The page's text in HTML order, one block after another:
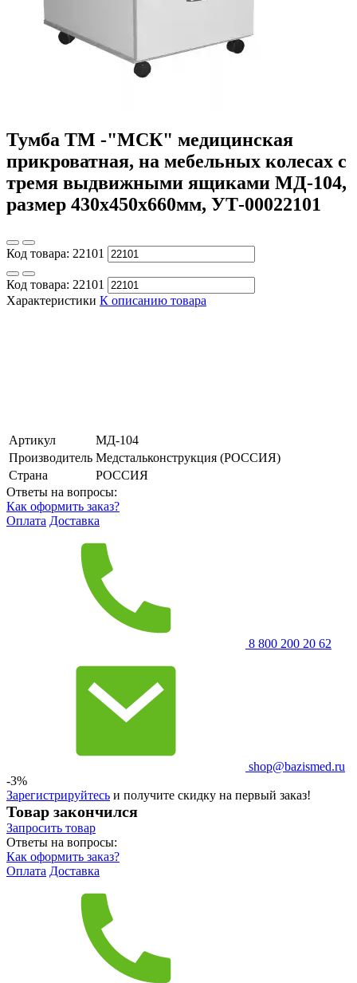
Тумба ТМ -"МСК" медицинская
прикроватная, на мебельных колесах с
тремя выдвижными ящиками МД-104,
размер 430х450х660мм, УТ-00022101
Код товара: 22101
Код товара: 22101
Характеристики К описанию товара
Артикул
МД-104
Производитель Медстальконструкция (РОССИЯ)
Страна
РОССИЯ
Ответы на вопросы:
Как оформить заказ?
Оплата Доставка
8 800 200 20 62
shop@bazismed.ru
-3%
Зарегистрируйтесь и получите скидку на первый заказ!
Товар закончился
Запросить товар
Ответы на вопросы:
Как оформить заказ?
Оплата Доставка